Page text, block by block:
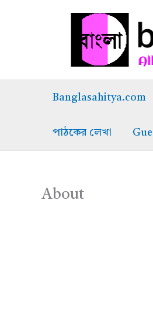
Banglasahitya.com
পাঠকের লেখা
About